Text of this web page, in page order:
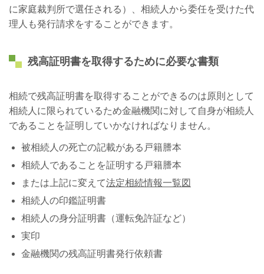
に家庭裁判所で選任される）、相続人から委任を受けた代
理人も発行請求をすることができます。
残高証明書を取得するために必要な書類
相続で残高証明書を取得することができるのは原則として
相続人に限られているため金融機関に対して自身が相続人
であることを証明していかなければなりません。
被相続人の死亡の記載がある戸籍謄本
相続人であることを証明する戸籍謄本
または上記に変えて法定相続情報一覧図
相続人の印鑑証明書
相続人の身分証明書（運転免許証など）
実印
金融機関の残高証明書発行依頼書